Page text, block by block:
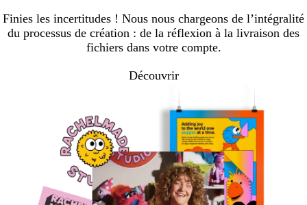
Finies les incertitudes ! Nous nous chargeons de l’intégralité
du processus de création : de la réflexion à la livraison des
fichiers dans votre compte.
Découvrir